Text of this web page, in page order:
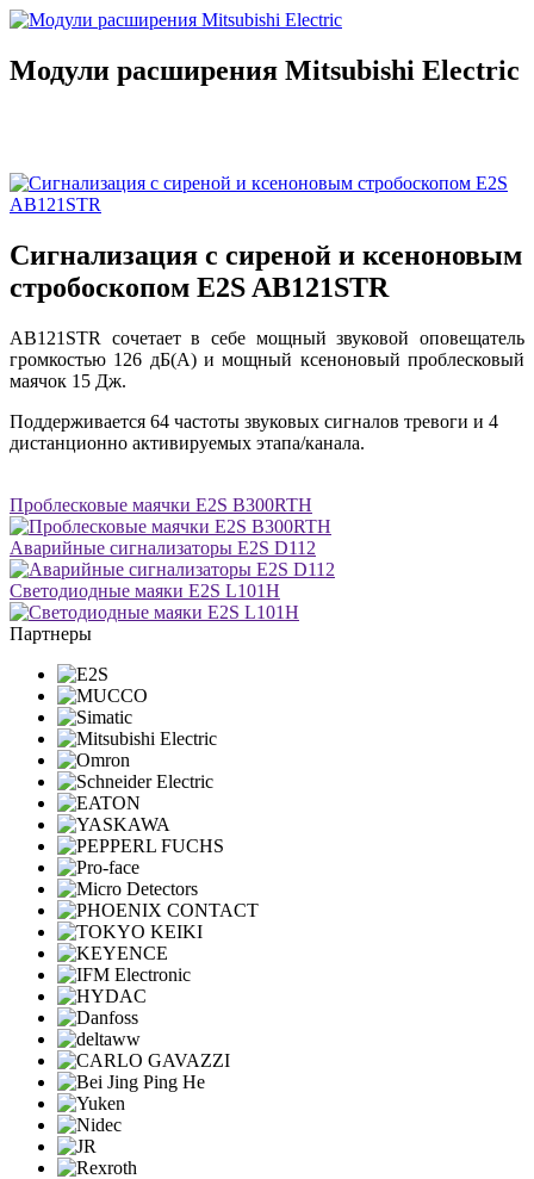
Модули расширения Mitsubishi Electric
Сигнализация с сиреной и ксеноновым
стробоскопом E2S AB121STR
AB121STR сочетает в себе мощный звуковой оповещатель
громкостью 126 дБ(A) и мощный ксеноновый проблесковый
маячок 15 Дж.
Поддерживается 64 частоты звуковых сигналов тревоги и 4
дистанционно активируемых этапа/канала.
Проблесковые маячки E2S B300RTH
Аварийные сигнализаторы E2S D112
Светодиодные маяки E2S L101H
Партнеры